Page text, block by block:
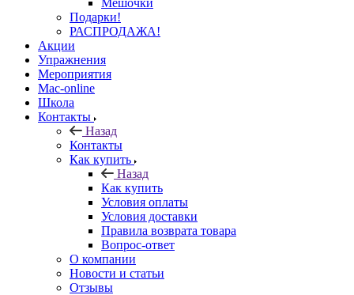
Мешочки
Подарки!
РАСПРОДАЖА!
Акции
Упражнения
Мероприятия
Mac-online
Школа
Контакты
Назад
Контакты
Как купить
Назад
Как купить
Условия оплаты
Условия доставки
Правила возврата товара
Вопрос-ответ
О компании
Новости и статьи
Отзывы